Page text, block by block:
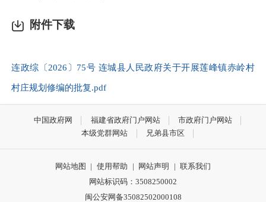
附件下载
连政综〔2026〕75号 连城县人民政府关于开展莲峰镇赤岭村
村庄规划修编的批复.pdf
中国政府网 福建省政府门户网站
市政府门户网站
本级党群网站
兄弟县市区
网站地图 | 使用帮助 | 网站声明 | 联系我们
网站标识码：3508250002
闽公安网备35082502000108